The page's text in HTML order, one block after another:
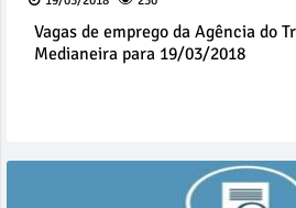
Vagas de emprego da Agência do
Medianeira para 19/03/2018